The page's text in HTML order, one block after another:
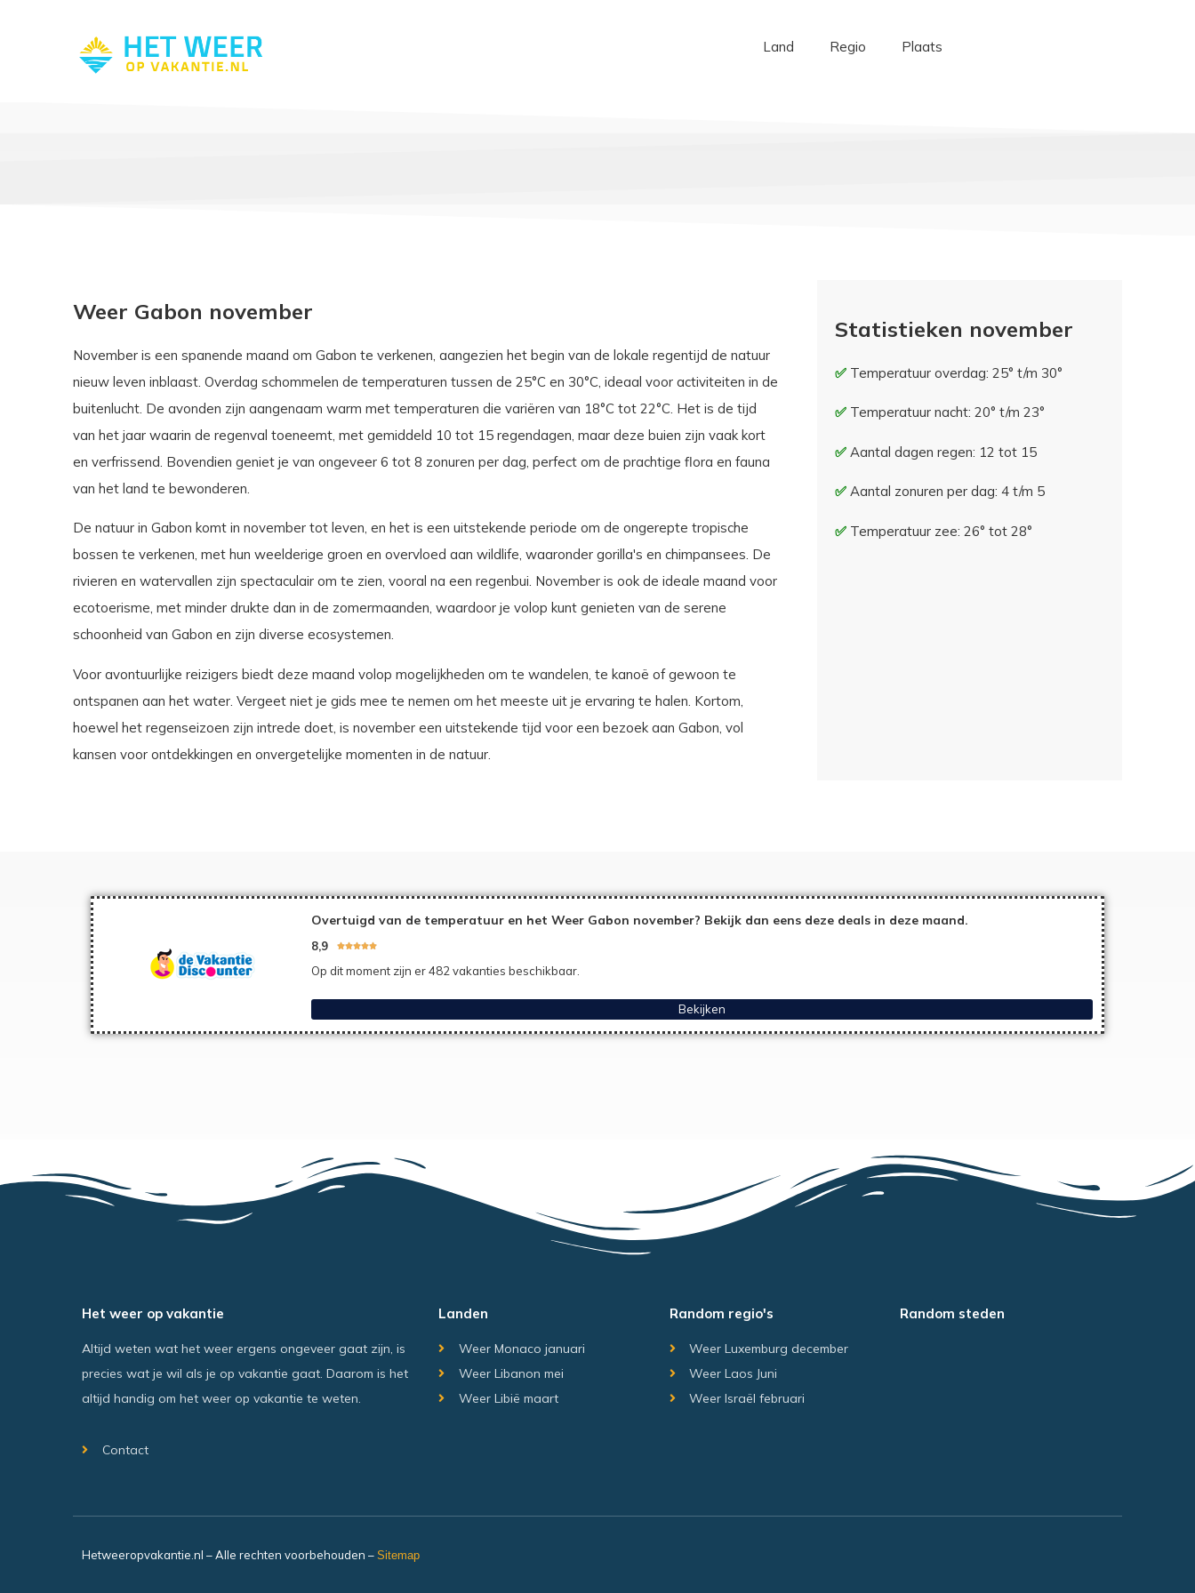
Land Regio Plaats
Weer Gabon november
November is een spanende maand om Gabon te verkenen, aangezien het begin van de lokale regentijd de natuur
nieuw leven inblaast. Overdag schommelen de temperaturen tussen de 25°C en 30°C, ideaal voor activiteiten in de
buitenlucht. De avonden zijn aangenaam warm met temperaturen die variëren van 18°C tot 22°C. Het is de tijd
van het jaar waarin de regenval toeneemt, met gemiddeld 10 tot 15 regendagen, maar deze buien zijn vaak kort
en verfrissend. Bovendien geniet je van ongeveer 6 tot 8 zonuren per dag, perfect om de prachtige flora en fauna
van het land te bewonderen.
De natuur in Gabon komt in november tot leven, en het is een uitstekende periode om de ongerepte tropische
bossen te verkenen, met hun weelderige groen en overvloed aan wildlife, waaronder gorilla's en chimpansees. De
rivieren en watervallen zijn spectaculair om te zien, vooral na een regenbui. November is ook de ideale maand voor
ecotoerisme, met minder drukte dan in de zomermaanden, waardoor je volop kunt genieten van de serene
schoonheid van Gabon en zijn diverse ecosystemen.
Voor avontuurlijke reizigers biedt deze maand volop mogelijkheden om te wandelen, te kanoë of gewoon te
ontspanen aan het water. Vergeet niet je gids mee te nemen om het meeste uit je ervaring te halen. Kortom,
hoewel het regenseizoen zijn intrede doet, is november een uitstekende tijd voor een bezoek aan Gabon, vol
kansen voor ontdekkingen en onvergetelijke momenten in de natuur.
Statistieken november
Temperatuur overdag: 25° t/m 30°
Temperatuur nacht: 20° t/m 23°
Aantal dagen regen: 12 tot 15
Aantal zonuren per dag: 4 t/m 5
Temperatuur zee: 26° tot 28°
Overtuigd van de temperatuur en het Weer Gabon november? Bekijk dan eens deze deals in deze maand.
8,9 
Op dit moment zijn er 482 vakanties beschikbaar.
Bekijken
Het weer op vakantie
Altijd weten wat het weer ergens ongeveer gaat zijn, is
precies wat je wil als je op vakantie gaat. Daarom is het
altijd handig om het weer op vakantie te weten.
Contact
Landen
Weer Monaco januari
Weer Libanon mei
Weer Libië maart
Random regio's
Weer Luxemburg december
Weer Laos Juni
Weer Israël februari
Random steden
Hetweeropvakantie.nl – Alle rechten voorbehouden – Sitemap